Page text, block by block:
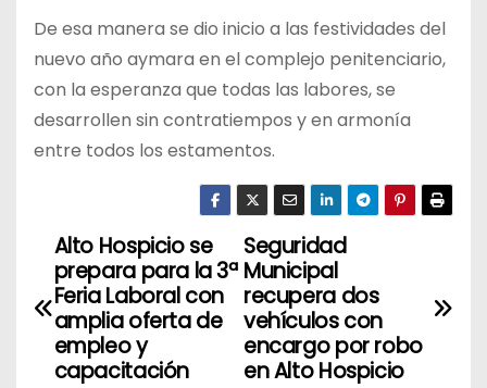
De esa manera se dio inicio a las festividades del
nuevo año aymara en el complejo penitenciario,
con la esperanza que todas las labores, se
desarrollen sin contratiempos y en armonía
entre todos los estamentos.
N
a
Seguridad
Municipal
recupera dos
vehículos con
encargo por robo
en Alto Hospicio
Alto Hospicio se
prepara para la 3ª
Feria Laboral con
amplia oferta de
empleo y
capacitación